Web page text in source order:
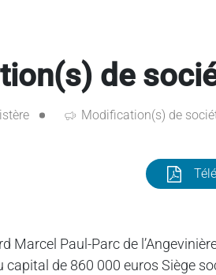
de
Modification(s) de
Marcel Paul-Parc de
de 860 000 euros Siège